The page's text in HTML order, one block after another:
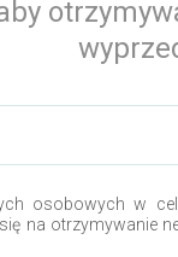
osobowych w
na otrzymywanie